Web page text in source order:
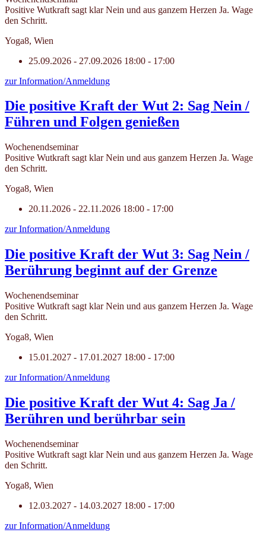
Positive Wutkraft sagt klar Nein und aus ganzem Herzen Ja. Wage
den Schritt.
Yoga8, Wien
25.09.2026 - 27.09.2026 18:00 - 17:00
zur Information/Anmeldung
Die positive Kraft der Wut 2: Sag Nein /
Führen und Folgen genießen
Wochenendseminar
Positive Wutkraft sagt klar Nein und aus ganzem Herzen Ja. Wage
den Schritt.
Yoga8, Wien
20.11.2026 - 22.11.2026 18:00 - 17:00
zur Information/Anmeldung
Die positive Kraft der Wut 3: Sag Nein /
Berührung beginnt auf der Grenze
Wochenendseminar
Positive Wutkraft sagt klar Nein und aus ganzem Herzen Ja. Wage
den Schritt.
Yoga8, Wien
15.01.2027 - 17.01.2027 18:00 - 17:00
zur Information/Anmeldung
Die positive Kraft der Wut 4: Sag Ja /
Berühren und berührbar sein
Wochenendseminar
Positive Wutkraft sagt klar Nein und aus ganzem Herzen Ja. Wage
den Schritt.
Yoga8, Wien
12.03.2027 - 14.03.2027 18:00 - 17:00
zur Information/Anmeldung